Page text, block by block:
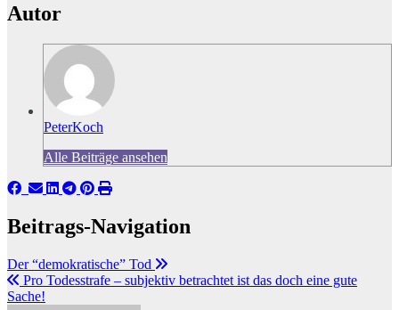
Autor
PeterKoch
Alle Beiträge ansehen
Beitrags-Navigation
Der “demokratische” Tod
Pro Todesstrafe – subjektiv betrachtet ist das doch eine gute
Sache!